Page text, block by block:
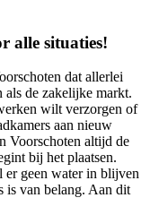
alle situaties!
dat allerlei
de zakelijke markt.
wilt verzorgen of
aan nieuw
Voorschoten altijd de
bij het plaatsen.
er geen water in blijven
is van belang. Aan dit